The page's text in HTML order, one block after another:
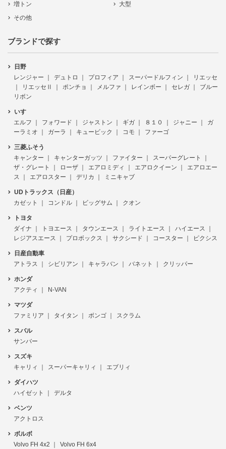
増トン
大型
その他
ブランドで探す
日野
レンジャー
デュトロ プロフィア スーパードルフィン
リエッセ
リエッセⅡ
ポンチョ メルファ レインボー セレガ
ブルー
リボン
いすゞ
エルフ
フォワード ジャストン ギガ ８１０ ジャニー
ガ
ーラミオ
ガーラ キュービック コモ ファーゴ
三菱ふそう
キャンター
キャンターガッツ ファイター
スーパーグレート
ザ・グレート
ローザ エアロミディ エアロクイーン
エアロエー
ス
エアロスター デリカ ミニキャブ
UDトラックス（日産）
カゼット
コンドル ビッグサム クオン
トヨタ
ダイナ
トヨエース タウンエース ライトエース
ハイエース
レジアスエース
プロボックス サクシード コースター ピクシス
日産自動車
アトラス
シビリアン キャラバン バネット クリッパー
ホンダ
アクティ
N-VAN
マツダ
ファミリア
タイタン ボンゴ スクラム
スバル
サンバー
スズキ
キャリィ
スーパーキャリィ エブリィ
ダイハツ
ハイゼット
デルタ
ベンツ
アクトロス
ボルボ
Volvo FH 4x2
Volvo FH 6x4